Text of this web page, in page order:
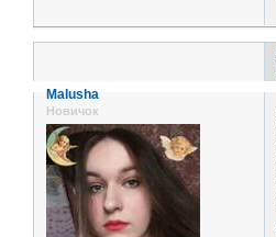
Malusha
Новичок